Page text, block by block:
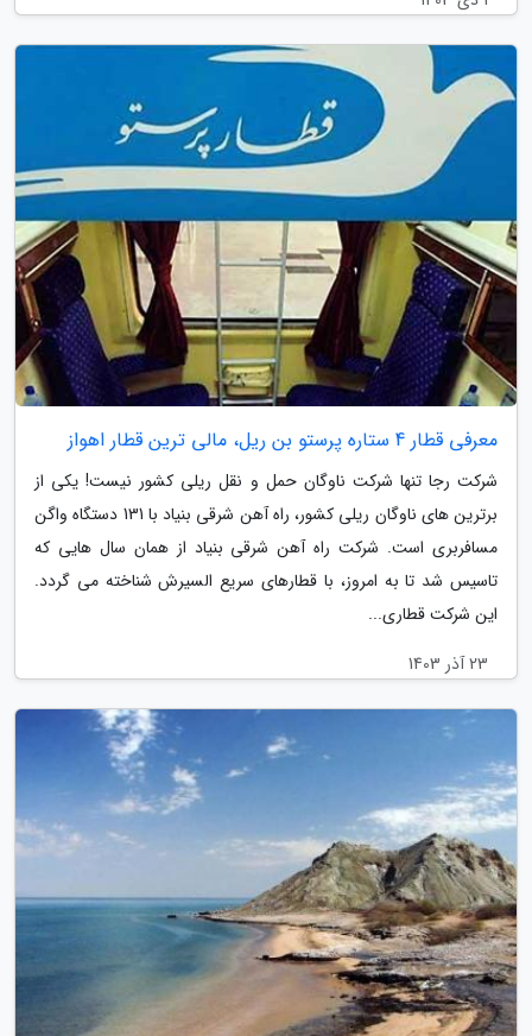
معرفی قطار 4 ستاره پرستو بن ریل، مالی ترین قطار اهواز
شرکت رجا تنها شرکت ناوگان حمل و نقل ریلی کشور نیست! یکی از
برترین های ناوگان ریلی کشور، راه آهن شرقی بنیاد با 131 دستگاه واگن
مسافربری است. شرکت راه آهن شرقی بنیاد از همان سال هایی که
تاسیس شد تا به امروز، با قطارهای سریع السیرش شناخته می گردد.
این شرکت قطاری...
23 آذر 1403